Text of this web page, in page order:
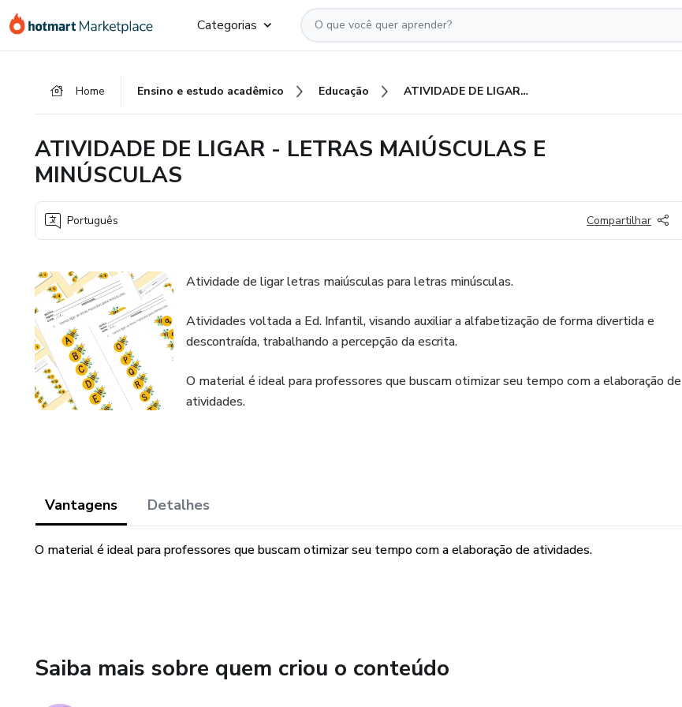
para
para
para
Categorias
Home Ensino e estudo acadêmico Educação ATIVIDADE DE LIGAR - LETRAS MAIÚSCULAS E MINÚSCULAS
ATIVIDADE DE LIGAR - LETRAS MAIÚSCULAS E
MINÚSCULAS
Português Compartilhar
Atividade de ligar letras maiúsculas para letras minúsculas.
Atividades voltada a Ed. Infantil, visando auxiliar a alfabetização de forma divertida e
descontraída, trabalhando a percepção da escrita.
O material é ideal para professores que buscam otimizar seu tempo com a elaboração de
atividades.
Vantagens Detalhes
O material é ideal para professores que buscam otimizar seu tempo com a elaboração de atividades.
Saiba mais sobre quem criou o conteúdo